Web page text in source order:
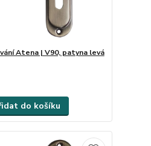
Atena | V90, patyna levá
do košíku